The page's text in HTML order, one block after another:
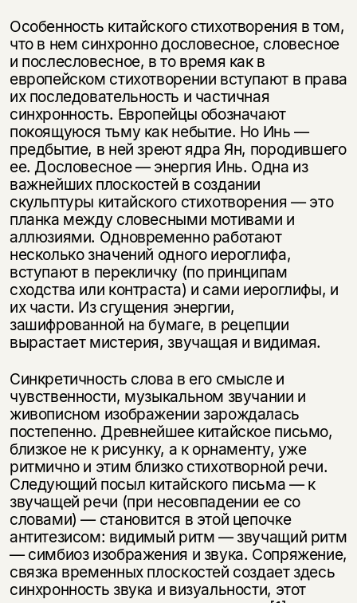
Особенность китайского стихотворения в том,
что в нем синхронно дословесное, словесное
и послесловесное, в то время как в
европейском стихотворении вступают в права
их последовательность и частичная
синхронность. Европейцы обозначают
покоящуюся тьму как небытие. Но Инь —
предбытие, в ней зреют ядра Ян, породившего
ее. Дословесное — энергия Инь. Одна из
важнейших плоскостей в создании
скульптуры китайского стихотворения — это
планка между словесными мотивами и
аллюзиями. Одновременно работают
несколько значений одного иероглифа,
вступают в перекличку (по принципам
сходства или контраста) и сами иероглифы, и
их части. Из сгущения энергии,
зашифрованной на бумаге, в рецепции
вырастает мистерия, звучащая и видимая.
Синкретичность слова в его смысле и
чувственности, музыкальном звучании и
живописном изображении зарождалась
постепенно. Древнейшее китайское письмо,
близкое не к рисунку, а к орнаменту, уже
ритмично и этим близко стихотворной речи.
Следующий посыл китайского письма — к
звучащей речи (при несовпадении ее со
словами) — становится в этой цепочке
антитезисом: видимый ритм — звучащий ритм
— симбиоз изображения и звука. Сопряжение,
связка временных плоскостей создает здесь
синхронность звука и визуальности, этот